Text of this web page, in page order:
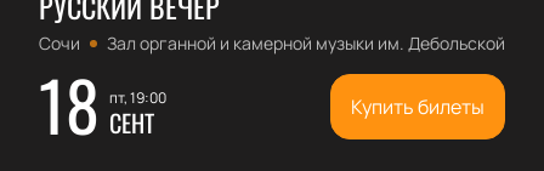
Сочи Зал органной и камерной музыки им. Дебольской
18 пт, 19:00
СЕНТ Купить билеты